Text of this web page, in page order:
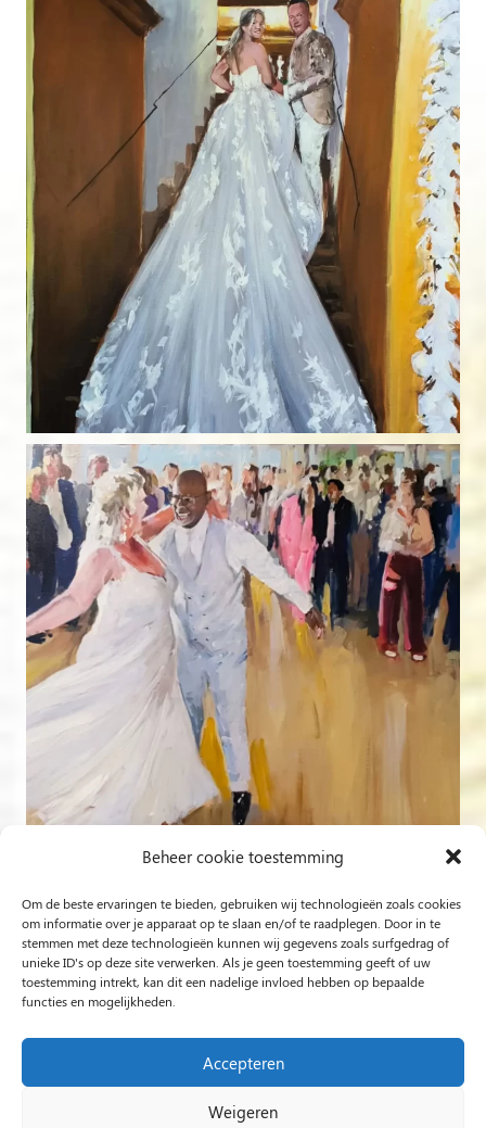
Beheer cookie toestemming
Om de beste ervaringen te bieden, gebruiken wij technologieën zoals cookies
om informatie over je apparaat op te slaan en/of te raadplegen. Door in te
stemmen met deze technologieën kunnen wij gegevens zoals surfgedrag of
unieke ID's op deze site verwerken. Als je geen toestemming geeft of uw
toestemming intrekt, kan dit een nadelige invloed hebben op bepaalde
functies en mogelijkheden.
Accepteren
Weigeren
Volg op Instagram
Rob Jacobs uit ’s-Hertogenbosch is een ‘Plein Air’- en
‘Live Event Painter’, schilderend bewogen door Licht en
Liefde.
2024 Rob Jacobs LIVE EVENT PAINTING / Hosted By